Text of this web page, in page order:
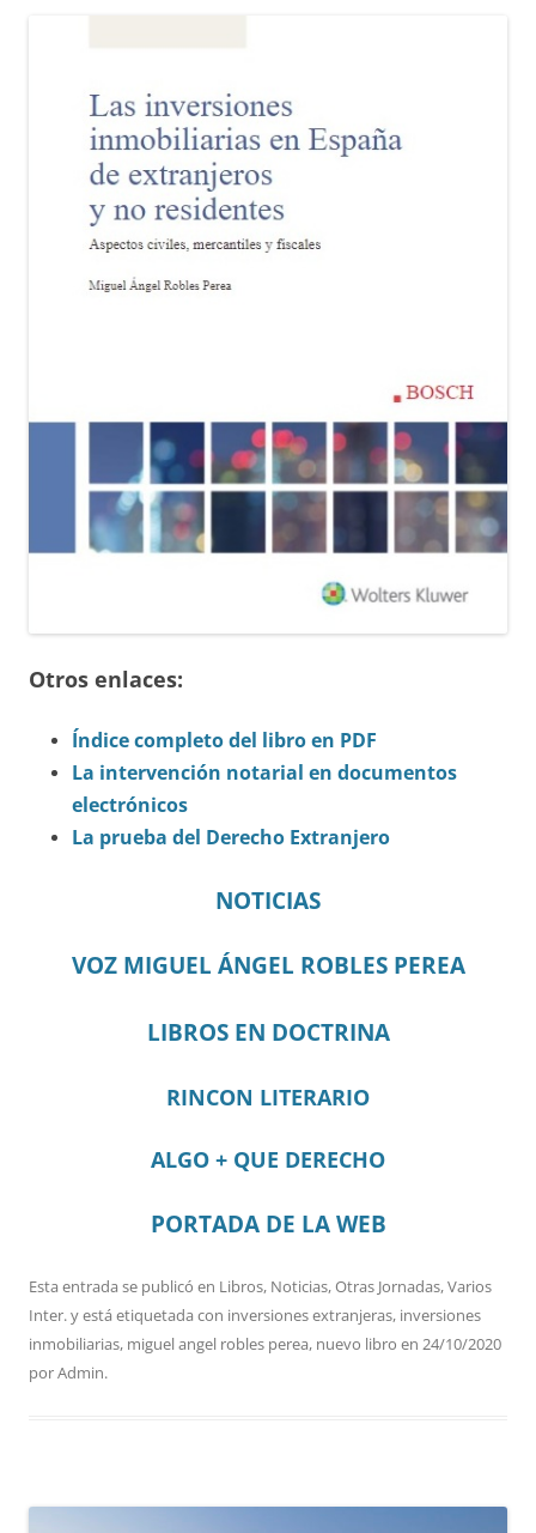
Otros enlaces:
Índice completo del libro en PDF
La intervención notarial en documentos
electrónicos
La prueba del Derecho Extranjero
NOTICIAS
VOZ MIGUEL ÁNGEL ROBLES PEREA
LIBROS EN DOCTRINA
RINCON LITERARIO
ALGO + QUE DERECHO
PORTADA DE LA WEB
Esta entrada se publicó en Libros, Noticias,Otras Jornadas,Varios
Inter.y está etiquetada con inversiones extranjeras, inversiones
inmobiliarias, miguel angel robles perea, nuevo libro en 24/10/2020
porAdmin.